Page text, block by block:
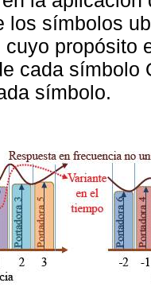
los símbolos
propósito
cada símbolo
símbolo.